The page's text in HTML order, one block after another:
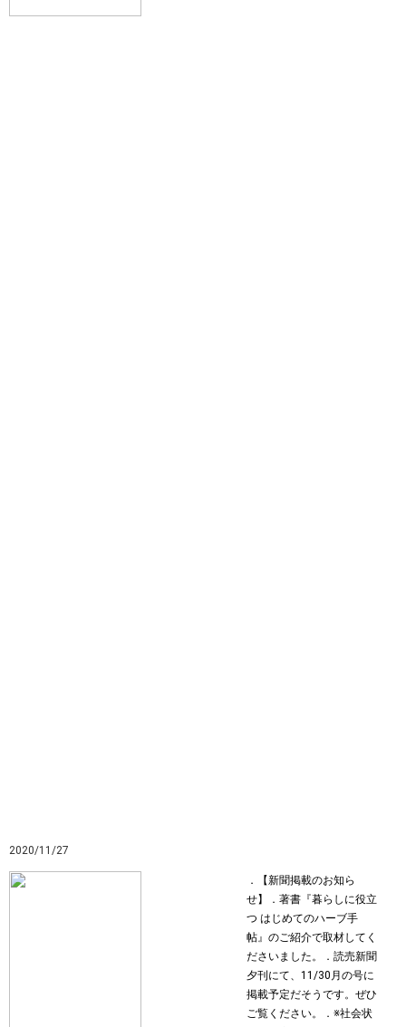
2020/11/27
．【新聞掲載のお知ら
せ】．著書『暮らしに役立
つ はじめてのハーブ手
帖』のご紹介で取材してく
ださいました。．読売新聞
夕刊にて、11/30月の号に
掲載予定だそうです。ぜひ
ご覧ください。．※社会状